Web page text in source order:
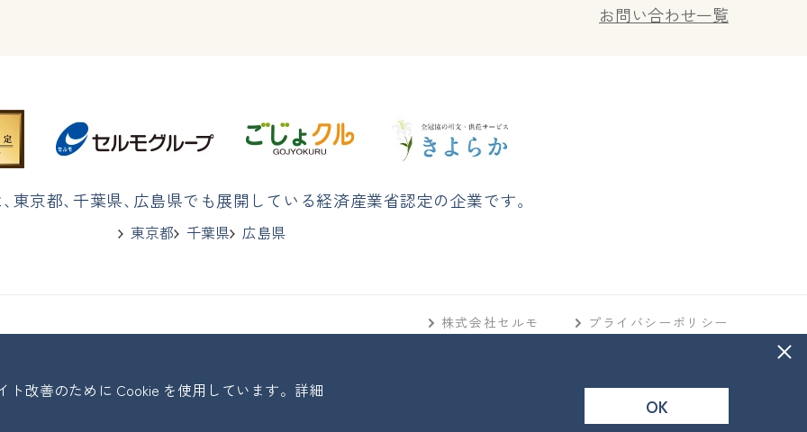
お問い合わせ一覧
、東京都、千葉県、 広島県でも展開している経済産業省認定の企業です。
東京都 千葉県 広島県
株式会社セルモ プライバシーポリシー
改善のために Cookie を使用しています。詳細
OK